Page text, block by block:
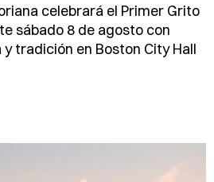
celebrará el Primer Grito
sábado 8 de agosto con
tradición en Boston City Hall